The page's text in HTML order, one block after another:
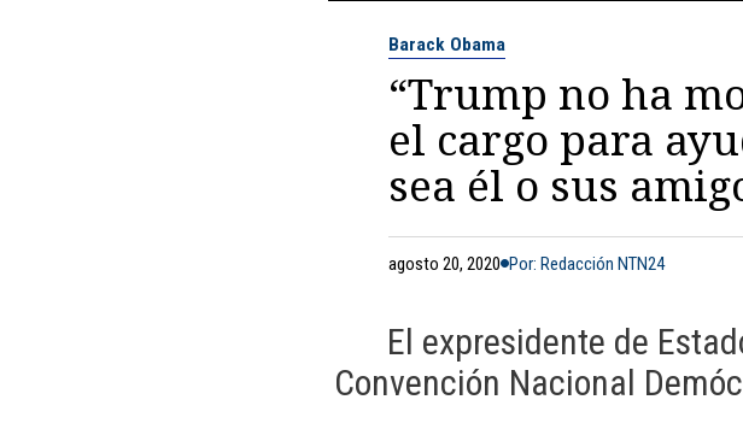
Barack Obama
“Trump no ha
el cargo para
sea él o sus
agosto 20, 2020 Por: Redacción NTN24
El expresidente de
Convención Nacional